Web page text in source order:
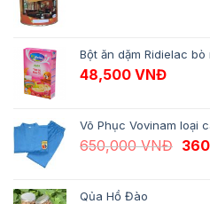
Bột ăn dặm Ridielac
48,500 VNĐ
Võ Phục Vovinam loại
650,000VNĐ Giá
Qủa Hồ Đào